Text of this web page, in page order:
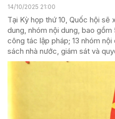
14/10/2025 21:00
Tại Kỳ họp thứ 10, Quốc hội
dung, nhóm nội dung, bao
công tác lập pháp; 13 nhóm
sách nhà nước, giám sát và